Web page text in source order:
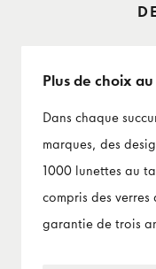
Plus de choix
Dans chaque
marques, des
1000 lunettes au
compris des
garantie de trois